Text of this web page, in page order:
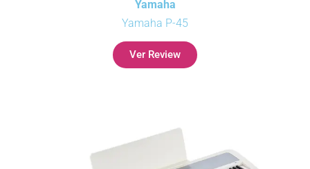
Yamaha
Yamaha P-45
Ver Review